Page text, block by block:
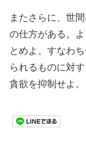
またさらに、世
の仕方がある。
とめよ。すなわ
られるものに対
貪欲を抑制せよ。